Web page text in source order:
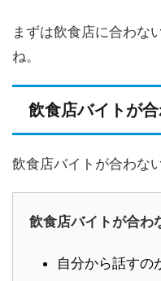
まずは飲食店に合わな
ね。
飲食店バイトが
飲食店バイトが合わな
飲食店バイトが合わ
自分から話すの